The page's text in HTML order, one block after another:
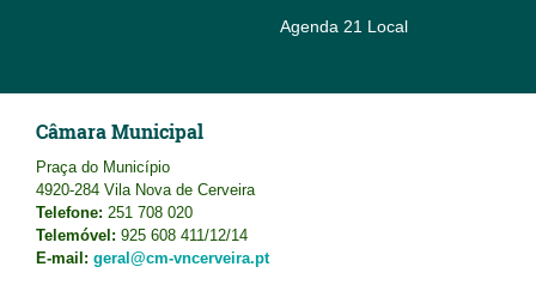
Agenda 21 Local
Câmara Municipal
Praça do Município
4920-284 Vila Nova de Cerveira
Telefone: 251 708 020
Telemóvel: 925 608 411/12/14
E-mail: geral@cm-vncerveira.pt